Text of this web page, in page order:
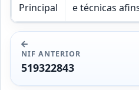
Principal
e técnicas
NIF ANTERIOR
519322843